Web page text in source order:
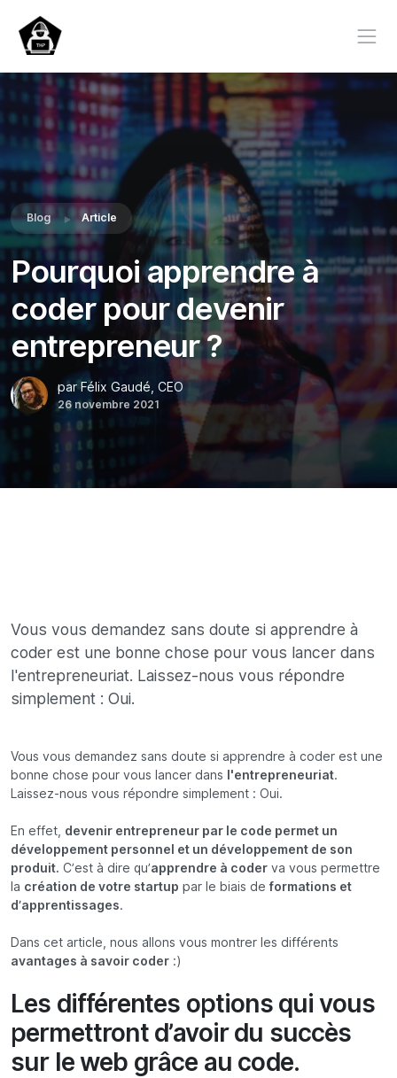
Blog Article
Pourquoi apprendre à
coder pour devenir
entrepreneur ?
par Félix Gaudé, CEO
26 novembre 2021
Vous vous demandez sans doute si apprendre à
coder est une bonne chose pour vous lancer dans
l'entrepreneuriat. Laissez-nous vous répondre
simplement : Oui.
Vous vous demandez sans doute si apprendre à coder est une
bonne chose pour vous lancer dans
l'entrepreneuriat.
Laissez-nous vous répondre simplement : Oui.
En effet, devenir entrepreneur par le code permet un
développement personnel et un développement de son
produit. C’est à dire qu’apprendre à coder va vous permettre
la création de votre startup par le biais de formations et
d’apprentissages.
Dans cet article, nous allons vous montrer les différents
avantages à savoir coder :)
Les différentes options qui vous
permettront d’avoir du succès
sur le web grâce au code.